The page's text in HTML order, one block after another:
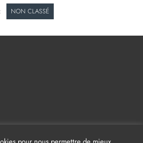
NON CLASSÉ